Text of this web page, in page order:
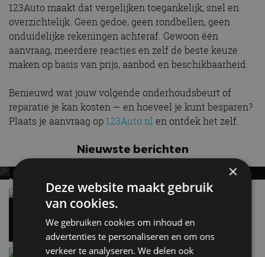
123Auto maakt dat vergelijken toegankelijk, snel en
overzichtelijk. Geen gedoe, geen rondbellen, geen
onduidelijke rekeningen achteraf. Gewoon één
aanvraag, meerdere reacties en zelf de beste keuze
maken op basis van prijs, aanbod en beschikbaarheid.
Benieuwd wat jouw volgende onderhoudsbeurt of
reparatie je kan kosten — en hoeveel je kunt besparen?
Plaats je aanvraag op123Auto.nl en ontdek het zelf.
Nieuwste berichten
MET KORTING NAAR EV EXPERIENCE 2026?
AUTORAI REGELT HET!
EV Experience 2026 van 24 tot 26 september
Vergelijking: BMW iX3 vs Volvo EX60 – Welke
moet je hebben?
Gespot: een Chevrolet Corvette Z06
×
Deze website maakt gebruik
van cookies.
We gebruiken cookies om inhoud en
advertenties te personaliseren en om ons
verkeer te analyseren. We delen ook